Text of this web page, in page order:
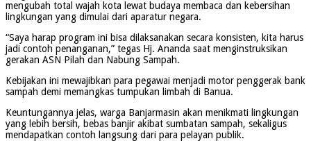
mengubah total wajah kota lewat budaya membaca dan kebersihan
lingkungan yang dimulai dari aparatur negara.
“Saya harap program ini bisa dilaksanakan secara konsisten, kita harus
jadi contoh penanganan,” tegas Hj. Ananda saat menginstruksikan
gerakan ASN Pilah dan Nabung Sampah.
Kebijakan ini mewajibkan para pegawai menjadi motor penggerak bank
sampah demi memangkas tumpukan limbah di Banua.
Keuntungannya jelas, warga Banjarmasin akan menikmati lingkungan
yang lebih bersih, bebas banjir akibat sumbatan sampah, sekaligus
mendapatkan contoh langsung dari para pelayan publik.